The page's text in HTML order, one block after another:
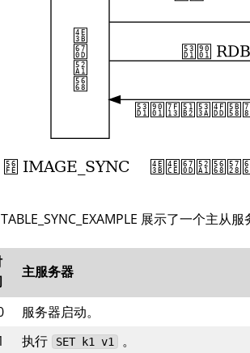
展示了一个主从服
主服务器
服务器启动。
执行 SET k1 v1
。